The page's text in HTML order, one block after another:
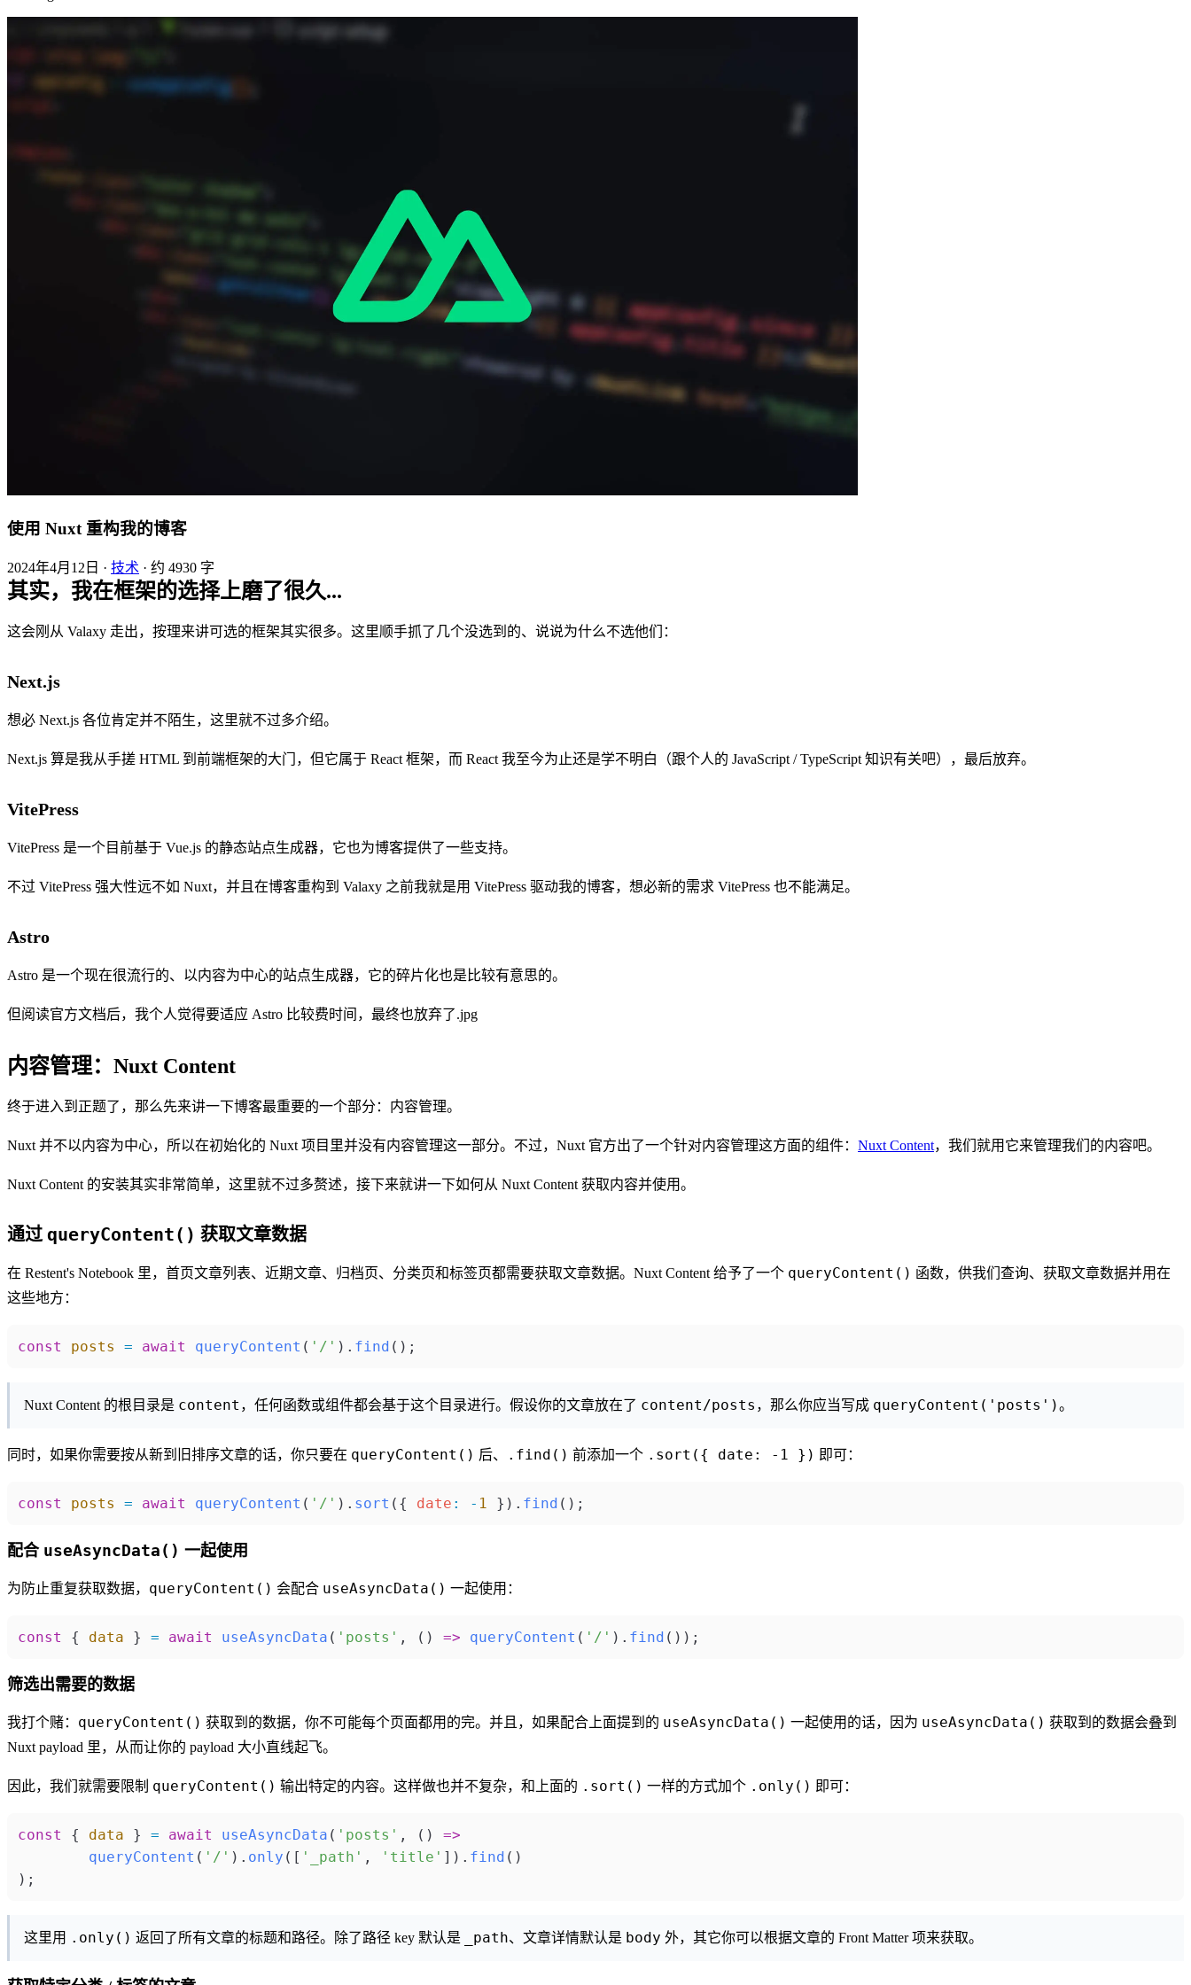
使用 Nuxt 重构我的博客
2024年4月12日 · 技术 · 约 4930 字
其实，我在框架的选择上磨了很久...
这会刚从 Valaxy 走出，按理来讲可选的框架其实很多。这里顺手抓了几个没选到的、说说为什么不选他们：
Next.js
想必 Next.js 各位肯定并不陌生，这里就不过多介绍。
Next.js 算是我从手搓 HTML 到前端框架的大门，但它属于 React 框架，而 React 我至今为止还是学不明白（跟个人的 JavaScript / TypeScript 知识有关吧），最后放弃。
VitePress
VitePress 是一个目前基于 Vue.js 的静态站点生成器，它也为博客提供了一些支持。
不过 VitePress 强大性远不如 Nuxt，并且在博客重构到 Valaxy 之前我就是用 VitePress 驱动我的博客，想必新的需求 VitePress 也不能满足。
Astro
Astro 是一个现在很流行的、以内容为中心的站点生成器，它的碎片化也是比较有意思的。
但阅读官方文档后，我个人觉得要适应 Astro 比较费时间，最终也放弃了.jpg
内容管理：Nuxt Content
终于进入到正题了，那么先来讲一下博客最重要的一个部分：内容管理。
Nuxt 并不以内容为中心，所以在初始化的 Nuxt 项目里并没有内容管理这一部分。不过，Nuxt 官方出了一个针对内容管理这方面的组件： Nuxt Content，我们就用它来管理我们的内容吧。
Nuxt Content 的安装其实非常简单，这里就不过多赘述，接下来就讲一下如何从 Nuxt Content 获取内容并使用。
通过queryContent() 获取文章数据
在 Restent's Notebook 里，首页文章列表、近期文章、归档页、分类页和标签页都需要获取文章数据。Nuxt Content 给予了一个 queryContent() 函数，供我们查询、获取文章数据并用在
这些地方：
const posts = await queryContent ( '/' ). find ();
Nuxt Content 的根目录是 content ，任何函数或组件都会基于这个目录进行。假设你的文章放在了 content/posts ，那么你应当写成 queryContent('posts')。
同时，如果你需要按从新到旧排序文章的话，你只要在 queryContent() 后、 .find() 前添加一个 .sort({ date: -1 }) 即可：
const posts = await queryContent ( '/' ). sort ({ date : - 1 }). find ();
配合 useAsyncData() 一起使用
为防止重复获取数据， queryContent() 会配合 useAsyncData() 一起使用：
const { data } = await useAsyncData ( 'posts' , () => queryContent ( '/' ). find ());
筛选出需要的数据
我打个赌： queryContent() 获取到的数据，你不可能每个页面都用的完。并且，如果配合上面提到的 useAsyncData() 一起使用的话，因为 useAsyncData() 获取到的数据会叠到
Nuxt payload 里，从而让你的 payload 大小直线起飞。
因此，我们就需要限制 queryContent() 输出特定的内容。这样做也并不复杂，和上面的 .sort() 一样的方式加个 .only() 即可：
const { data } = await useAsyncData ( 'posts' , () =>
	queryContent
( '/' ). only ([ '_path' , 'title' ]). find ()
);
这里用 .only() 返回了所有文章的标题和路径。除了路径 key 默认是 _path、文章详情默认是 body 外，其它你可以根据文章的 Front Matter 项来获取。